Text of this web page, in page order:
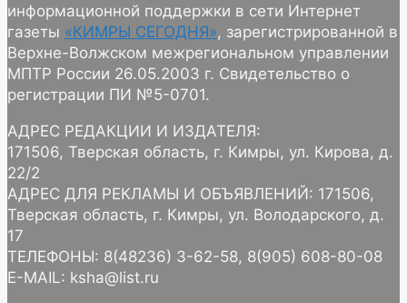
информационной поддержки в сети Интернет
газеты «КИМРЫ СЕГОДНЯ», зарегистрированной в
Верхне-Волжском межрегиональном управлении
МПТР России 26.05.2003 г. Свидетельство о
регистрации ПИ №5-0701.
АДРЕС РЕДАКЦИИ И ИЗДАТЕЛЯ:
171506, Тверская область, г. Кимры, ул. Кирова, д.
22/2
АДРЕС ДЛЯ РЕКЛАМЫ И ОБЪЯВЛЕНИЙ: 171506,
Тверская область, г. Кимры, ул. Володарского, д.
17
ТЕЛЕФОНЫ: 8(48236) 3-62-58, 8(905) 608-80-08
E-MAIL: ksha@list.ru